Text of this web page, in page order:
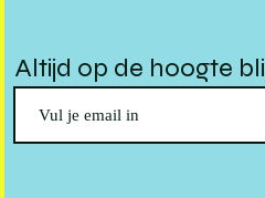
Altijd op de hoogte